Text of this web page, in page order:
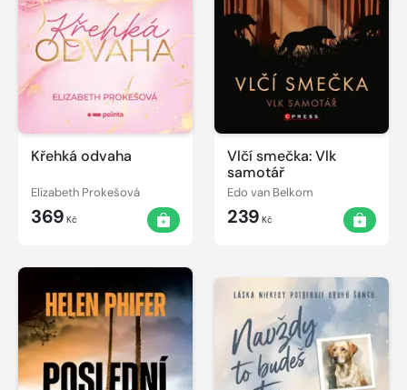
Křehká odvaha
Elizabeth Prokešová
369 Kč
Vlčí smečka: Vlk
samotář
Edo van Belkom
239 Kč